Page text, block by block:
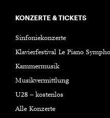
KONZERTE & TICKETS
Sinfoniekonzerte
Klavierfestival Le Piano
Kammermusik
Musikvermittlung
U28 – kostenlos
Alle Konzerte